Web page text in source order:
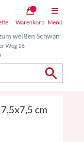
Warenkorb Menü
weißen Schwan
Weg 16
cm